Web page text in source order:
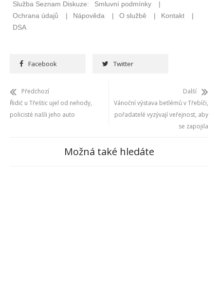
Facebook Twitter
Předchozí
Řidič u Třeštic ujel od nehody,
policisté našli jeho auto
Další
Vánoční výstava betlémů v Třebíči,
pořadatelé vyzývají veřejnost, aby
se zapojila
Možná také hledáte